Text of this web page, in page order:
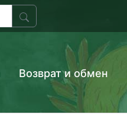
Возврат и обмен